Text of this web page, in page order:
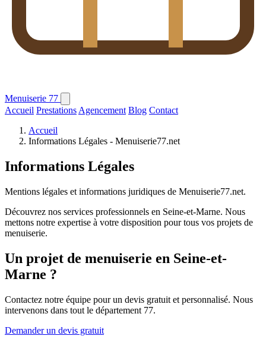
Menuiserie 77
Accueil Prestations Agencement Blog Contact
Accueil
Informations Légales - Menuiserie77.net
Informations Légales
Mentions légales et informations juridiques de Menuiserie77.net.
Découvrez nos services professionnels en Seine-et-Marne. Nous
mettons notre expertise à votre disposition pour tous vos projets de
menuiserie.
Un projet de menuiserie en Seine-et-
Marne ?
Contactez notre équipe pour un devis gratuit et personnalisé. Nous
intervenons dans tout le département 77.
Demander un devis gratuit